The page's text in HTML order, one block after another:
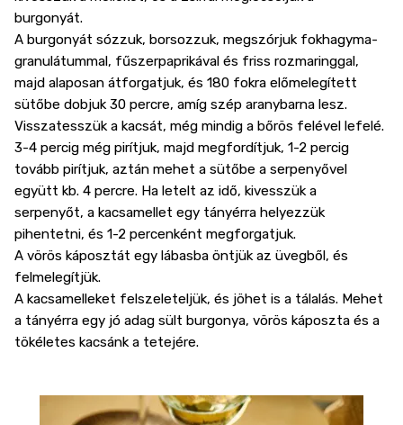
burgonyát.
A burgonyát sózzuk, borsozzuk, megszórjuk fokhagyma-
granulátummal, fűszerpaprikával és friss rozmaringgal,
majd alaposan átforgatjuk, és 180 fokra előmelegített
sütőbe dobjuk 30 percre, amíg szép aranybarna lesz.
Visszatesszük a kacsát, még mindig a bőrös felével lefelé.
3-4 percig még pirítjuk, majd megfordítjuk, 1-2 percig
tovább pirítjuk, aztán mehet a sütőbe a serpenyővel
együtt kb. 4 percre. Ha letelt az idő, kivesszük a
serpenyőt, a kacsamellet egy tányérra helyezzük
pihentetni, és 1-2 percenként megforgatjuk.
A vörös káposztát egy lábasba öntjük az üvegből, és
felmelegítjük.
A kacsamelleket felszeleteljük, és jöhet is a tálalás. Mehet
a tányérra egy jó adag sült burgonya, vörös káposzta és a
tökéletes kacsánk a tetejére.